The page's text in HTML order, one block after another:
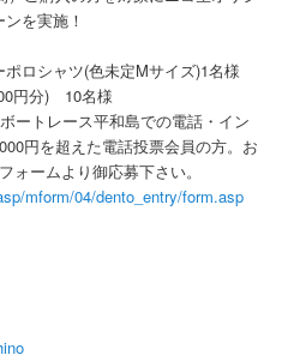
を実施！
ロシャツ(色未定Mサイズ)1名様
円分) 10名様
ートレース平和島での電話・イン
円を超えた電話投票会員の方。お
ォームより御応募下さい。
mform/04/dento_entry/form.asp